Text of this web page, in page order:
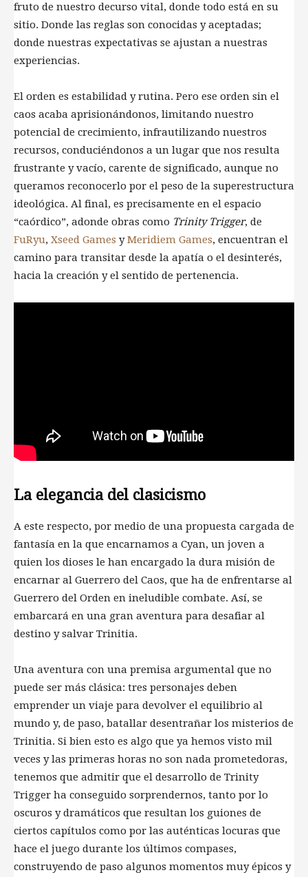
fruto de nuestro decurso vital, donde todo está en su
sitio. Donde las reglas son conocidas y aceptadas;
donde nuestras expectativas se ajustan a nuestras
experiencias.
El orden es estabilidad y rutina. Pero ese orden sin el
caos acaba aprisionándonos, limitando nuestro
potencial de crecimiento, infrautilizando nuestros
recursos, conduciéndonos a un lugar que nos resulta
frustrante y vacío, carente de significado, aunque no
queramos reconocerlo por el peso de la superestructura
ideológica. Al final, es precisamente en el espacio
“caórdico”, adonde obras como Trinity Trigger, de
FuRyu, Xseed Games yMeridiem Games, encuentran el
camino para transitar desde la apatía o el desinterés,
hacia la creación y el sentido de pertenencia.
La elegancia del clasicismo
A este respecto, por medio de una propuesta cargada de
fantasía en la que encarnamos a Cyan, un joven a
quien los dioses le han encargado la dura misión de
encarnar al Guerrero del Caos, que ha de enfrentarse al
Guerrero del Orden en ineludible combate. Así, se
embarcará en una gran aventura para desafiar al
destino y salvar Trinitia.
Una aventura con una premisa argumental que no
puede ser más clásica: tres personajes deben
emprender un viaje para devolver el equilibrio al
mundo y, de paso, batallar desentrañar los misterios de
Trinitia. Si bien esto es algo que ya hemos visto mil
veces y las primeras horas no son nada prometedoras,
tenemos que admitir que el desarrollo de Trinity
Trigger ha conseguido sorprendernos, tanto por lo
oscuros y dramáticos que resultan los guiones de
ciertos capítulos como por las auténticas locuras que
hace el juego durante los últimos compases,
construyendo de paso algunos momentos muy épicos y